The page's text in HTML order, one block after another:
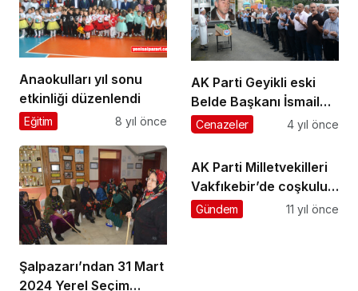
Anaokulları yıl sonu
etkinliği düzenlendi
Eğitim 8 yıl önce
AK Parti Geyikli eski
Belde Başkanı İsmail
Hakkı Bayraktar
Cenazeler 4 yıl önce
Şalpazarı’ndan 31 Mart
2024 Yerel Seçim
AK Parti Milletvekilleri
Vakfıkebir’de coşkulu
kalabalığa seslendi
Gündem 11 yıl önce